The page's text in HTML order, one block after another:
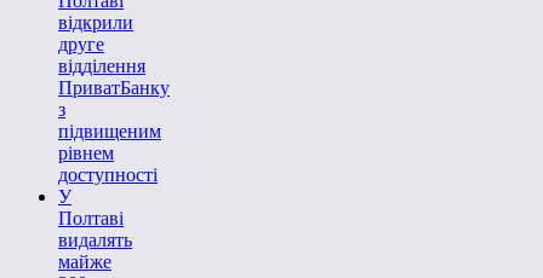
відкрили
друге
відділення
ПриватБанку
з
підвищеним
рівнем
доступності
У
Полтаві
видалять
майже